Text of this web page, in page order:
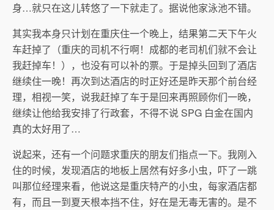
身…就只在这儿转悠了一下就走了。据说他家泳池不错。
其实我本身只计划在重庆住一个晚上，结果第二天下午火
车赶掉了（重庆的司机不行啊！成都的老司机们就不会让
我赶掉车！），也没有可以补的票。于是掉头回到了酒店
继续住一晚！再次到达酒店的时正好还是昨天那个前台经
理，相视一笑，说我赶掉了车于是回来再照顾你们一晚，
继续让他给我安排了行政套，不得不说 SPG 白金在国内
真的太好用了…
说起来，还有一个问题求重庆的朋友们指点一下。我刚入
住的时候，发现酒店的地板上居然有好多小虫，吓了一跳
叫那位经理来看，他说这是重庆特产的小虫，每家酒店都
有，而且一到夏天根本挡不住，好在是无毒无害的。是不